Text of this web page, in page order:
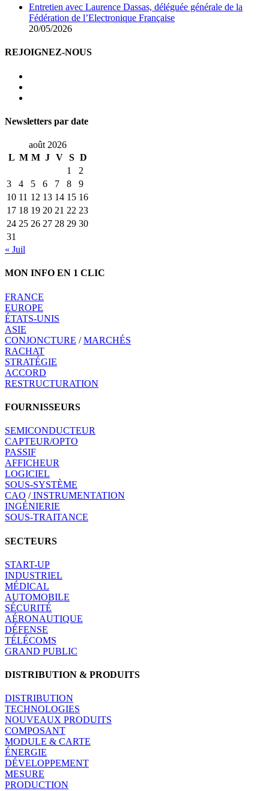
Entretien avec Laurence Dassas, déléguée générale de la
Fédération de l’Electronique Française
20/05/2026
REJOIGNEZ-NOUS
Newsletters par date
août 2026
L M M J V S D
1
2
3
4 5 6 7 8
9
10 11 12 13 14 15 16
17 18 19 20 21 22 23
24 25 26 27 28 29 30
31
« Juil
MON INFO EN 1 CLIC
FRANCE
EUROPE
ÉTATS-UNIS
ASIE
CONJONCTURE /MARCHÉS
RACHAT
STRATÉGIE
ACCORD
RESTRUCTURATION
FOURNISSEURS
SEMICONDUCTEUR
CAPTEUR/OPTO
PASSIF
AFFICHEUR
LOGICIEL
SOUS-SYSTÈME
CAO /INSTRUMENTATION
INGÉNIERIE
SOUS-TRAITANCE
SECTEURS
START-UP
INDUSTRIEL
MÉDICAL
AUTOMOBILE
SÉCURITÉ
AÉRONAUTIQUE
DÉFENSE
TÉLÉCOMS
GRAND PUBLIC
DISTRIBUTION & PRODUITS
DISTRIBUTION
TECHNOLOGIES
NOUVEAUX PRODUITS
COMPOSANT
MODULE & CARTE
ÉNERGIE
DÉVELOPPEMENT
MESURE
PRODUCTION